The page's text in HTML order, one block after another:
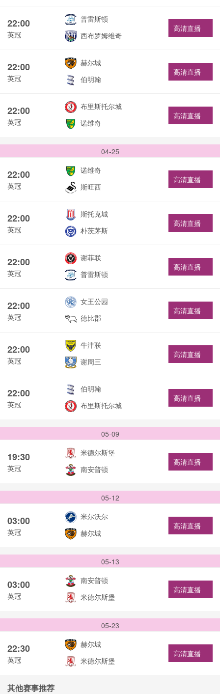
22:00
英冠
普雷斯顿
西布罗姆维奇
高清直播
22:00
英冠
赫尔城
伯明翰
高清直播
22:00
英冠
布里斯托尔城
诺维奇
高清直播
04-25
22:00
英冠
诺维奇
斯旺西
高清直播
22:00
英冠
斯托克城
朴茨茅斯
高清直播
22:00
英冠
谢菲联
普雷斯顿
高清直播
22:00
英冠
女王公园
德比郡
高清直播
22:00
英冠
牛津联
谢周三
高清直播
22:00
英冠
伯明翰
布里斯托尔城
高清直播
05-09
19:30
英冠
米德尔斯堡
南安普顿
高清直播
05-12
03:00
英冠
米尔沃尔
赫尔城
高清直播
05-13
03:00
英冠
南安普顿
米德尔斯堡
高清直播
05-23
22:30
英冠
赫尔城
米德尔斯堡
高清直播
其他赛事推荐